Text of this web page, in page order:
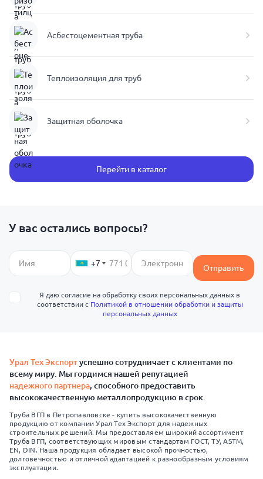
Асбестоцементная труба
Теплоизоляция для труб
Защитная оболочка
Перейти в каталог
У вас остались вопросы?
+7 Отправить
Я даю согласие на обработку своих персональных данных в
соответствии с Политикой в отношении обработки и защиты
персональных данных
Урал Тех Экспортуспешно сотрудничает с клиентами по
всему миру. Мы гордимся нашей репутацией
надежного партнера, способного предоставить
высококачественную металлопродукцию в срок.
Труба ВГП в Петропавловске - купить высококачественную
продукцию от компании Урал Тех Экспорт для надежных
строительных решений. Мы предоставляем широкий ассортимент
Труба ВГП, соответствующих мировым стандартам ГОСТ, ТУ, ASTM,
EN, DIN. Наша продукция обладает высокой прочностью,
долговечностью и отличной адаптацией к разнообразным условиям
эксплуатации.